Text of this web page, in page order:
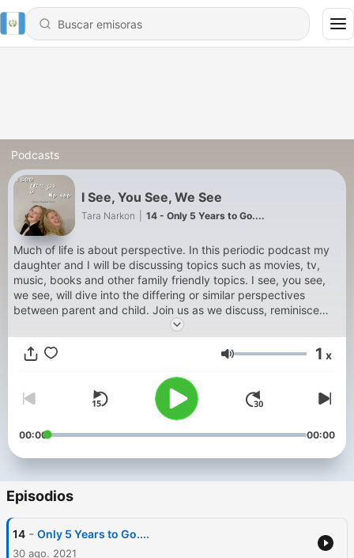
Podcasts
I See, You See, We See
Tara Narkon 14 - Only 5 Years to Go....
Much of life is about perspective. In this periodic podcast my
daughter and I will be discussing topics such as movies, tv,
music, books and other family friendly topics. I see, you see,
we see, will dive into the differing or similar perspectives
between parent and child. Join us as we discuss, reminisce
and share a lot of laughs together. Maybe it will even spark
some fun or meaningful conversations for parents and children
listeners.
Volumen 1 x
00:00 00:00
Episodios
14 - Only 5 Years to Go....
30 ago. 2021